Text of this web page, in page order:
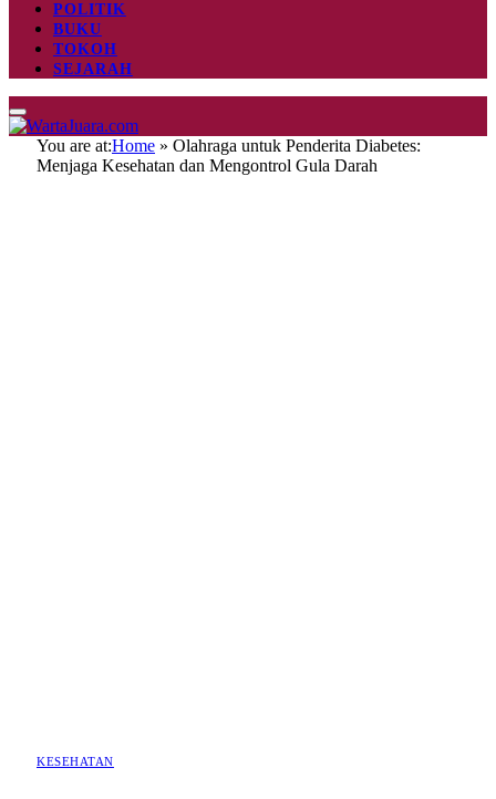
POLITIK
BUKU
TOKOH
SEJARAH
You are at:Home » Olahraga untuk Penderita Diabetes:
Menjaga Kesehatan dan Mengontrol Gula Darah
KESEHATAN